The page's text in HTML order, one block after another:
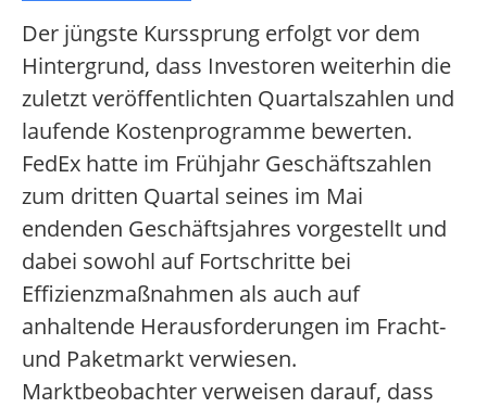
Der jüngste Kurssprung erfolgt vor dem
Hintergrund, dass Investoren weiterhin die
zuletzt veröffentlichten Quartalszahlen und
laufende Kostenprogramme bewerten.
FedEx hatte im Frühjahr Geschäftszahlen
zum dritten Quartal seines im Mai
endenden Geschäftsjahres vorgestellt und
dabei sowohl auf Fortschritte bei
Effizienzmaßnahmen als auch auf
anhaltende Herausforderungen im Fracht-
und Paketmarkt verwiesen.
Marktbeobachter verweisen darauf, dass